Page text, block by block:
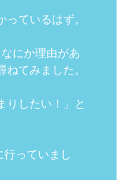
ているはず。
にか理由があ
てみました。
りしたい！」と
行っていまし